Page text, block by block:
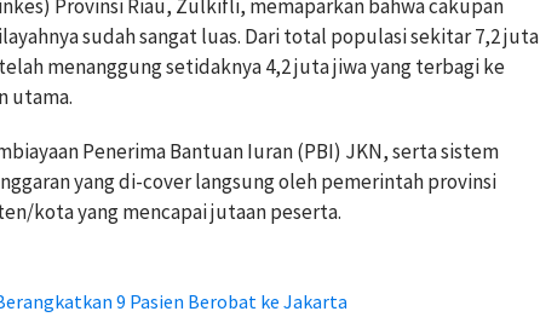
Provinsi Riau, Zulkifli, memaparkan bahwa cakupan
sudah sangat luas. Dari total populasi sekitar 7,2 juta
menanggung setidaknya 4,2 juta jiwa yang terbagi ke
utama.
Penerima Bantuan Iuran (PBI) JKN, serta sistem
yang di-cover langsung oleh pemerintah provinsi
kota yang mencapai jutaan peserta.
9 Pasien Berobat ke Jakarta